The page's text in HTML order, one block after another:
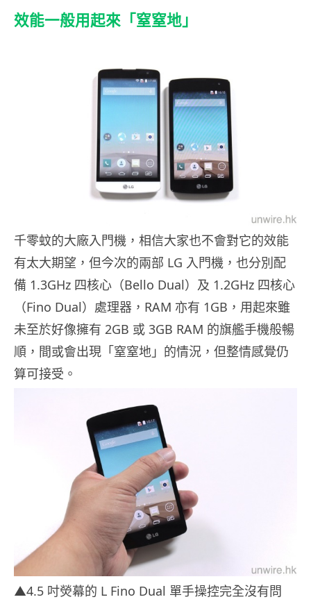
效能一般用起來「窒窒地」
千零蚊的大廠入門機，相信大家也不會對它的效能
有太大期望，但今次的兩部 LG 入門機，也分別配
備 1.3GHz 四核心（Bello Dual）及 1.2GHz 四核心
（Fino Dual）處理器，RAM 亦有 1GB，用起來雖
未至於好像擁有 2GB 或 3GB RAM 的旗艦手機般暢
順，間或會出現「窒窒地」的情況，但整情感覺仍
算可接受。
▲4.5 吋熒幕的 L Fino Dual 單手操控完全沒有問